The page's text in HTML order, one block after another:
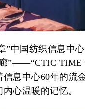
”中国纺织信息中
”——“CTIC TIME
信息中心60年的流
心温暖的记忆。